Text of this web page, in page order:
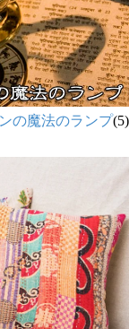
の魔法のランプ(5)